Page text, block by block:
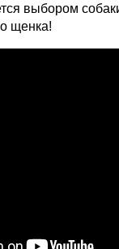
выбором
щенка!